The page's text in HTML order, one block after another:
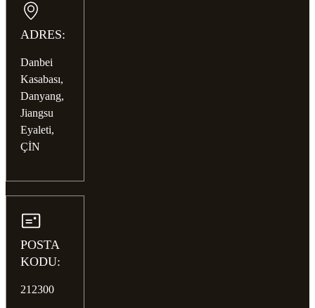
ADRES:
Danbei
Kasabası,
Danyang,
Jiangsu
Eyaleti,
ÇİN
POSTA
KODU:
212300